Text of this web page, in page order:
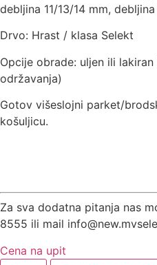
debljina 11/13/14 mm,
Drvo: Hrast / klasa Selekt
Opcije obrade: uljen ili
održavanja)
Gotov višeslojni parket/
košuljicu.
Za sva dodatna pitanja nas
8555 ili mail
Cena na upit